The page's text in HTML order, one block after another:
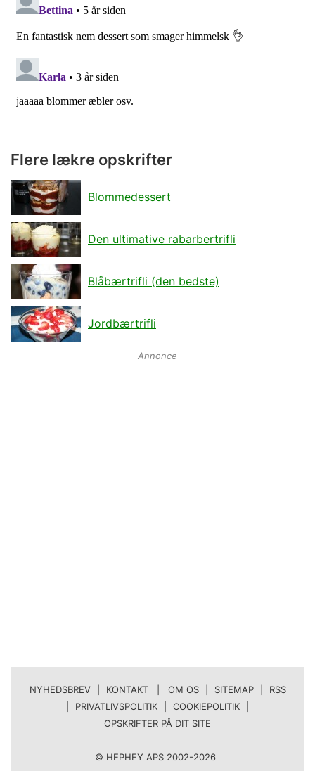
Flere lækre opskrifter
Blommedessert
Den ultimative rabarbertrifli
Blåbærtrifli (den bedste)
Jordbærtrifli
Annonce
NYHEDSBREV KONTAKT | OM OS SITEMAP
RSS
PRIVATLIVSPOLITIK COOKIEPOLITIK
OPSKRIFTER PÅ DIT SITE
© HEPHEY APS 2002-2026